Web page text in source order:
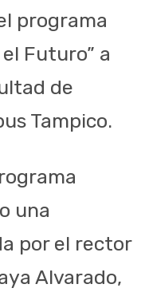
programa
Futuro” a
de
Tampico.
una
por el rector
Alvarado,